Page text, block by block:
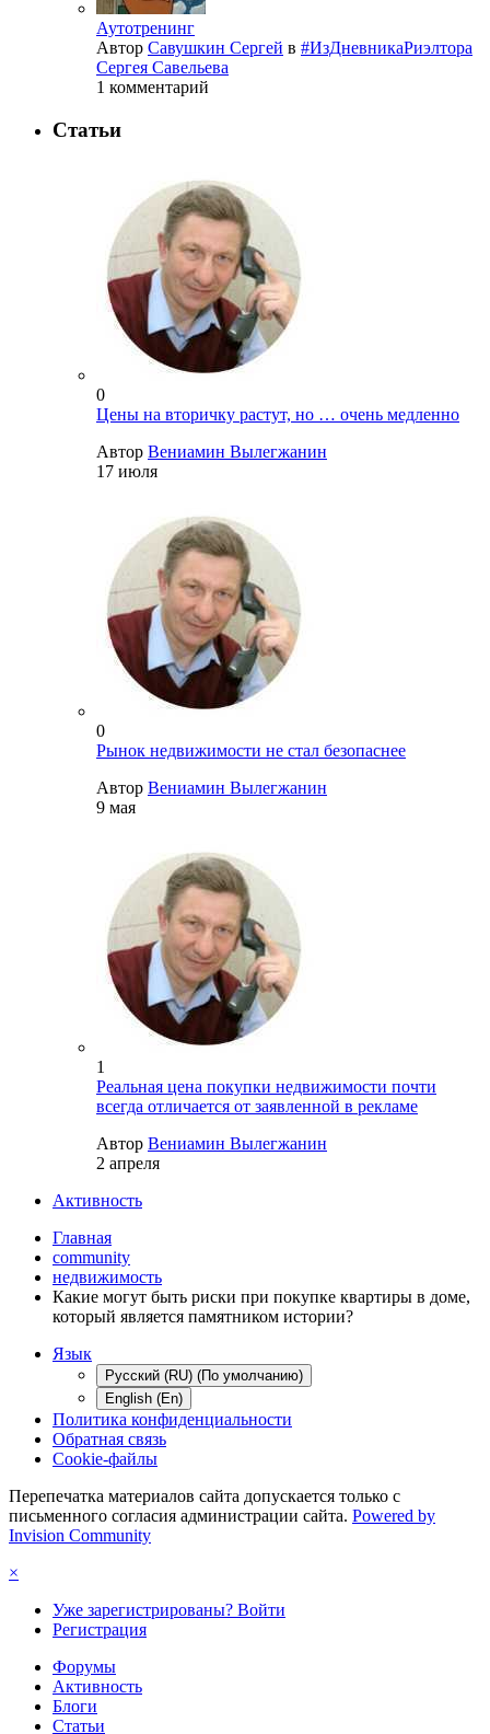
Аутотренинг
Автор Савушкин Сергей в #ИзДневникаРиэлтора
Сергея Савельева
1 комментарий
Статьи
0
Цены на вторичку растут, но … очень медленно
Автор Вениамин Вылегжанин
17 июля
0
Рынок недвижимости не стал безопаснее
Автор Вениамин Вылегжанин
9 мая
1
Реальная цена покупки недвижимости почти
всегда отличается от заявленной в рекламе
Автор Вениамин Вылегжанин
2 апреля
Активность
Главная
community
недвижимость
Какие могут быть риски при покупке квартиры в доме,
который является памятником истории?
Язык
Русский (RU) (По умолчанию)
English (En)
Политика конфиденциальности
Обратная связь
Cookie-файлы
Перепечатка материалов сайта допускается только с
письменного согласия администрации сайта. Powered by
Invision Community
×
Уже зарегистрированы? Войти
Регистрация
Форумы
Активность
Блоги
Статьи